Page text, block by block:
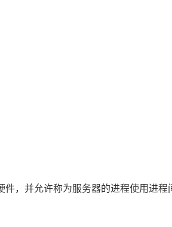
，并允许称为服务器的进程使用进程